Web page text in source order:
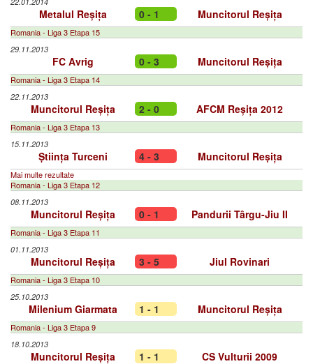
Metalul Reșița 0 - 1 Muncitorul Reșița
Romania - Liga 3 Etapa 15
29.11.2013
FC Avrig 0 - 3 Muncitorul Reșița
Romania - Liga 3 Etapa 14
22.11.2013
Muncitorul Reșița 2 - 0 AFCM Reșița 2012
Romania - Liga 3 Etapa 13
15.11.2013
Știința Turceni 4 - 3 Muncitorul Reșița
Mai multe rezultate
Romania - Liga 3 Etapa 12
08.11.2013
Muncitorul Reșița 0 - 1 Pandurii Târgu-Jiu II
Romania - Liga 3 Etapa 11
01.11.2013
Muncitorul Reșița 3 - 5 Jiul Rovinari
Romania - Liga 3 Etapa 10
25.10.2013
Milenium Giarmata 1 - 1 Muncitorul Reșița
Romania - Liga 3 Etapa 9
18.10.2013
Muncitorul Reșița 1 - 1 CS Vulturii 2009